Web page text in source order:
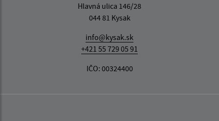
Hlavná ulica 146/28
044 81 Kysak
info@kysak.sk
+421 55 729 05 91
IČO: 00324400